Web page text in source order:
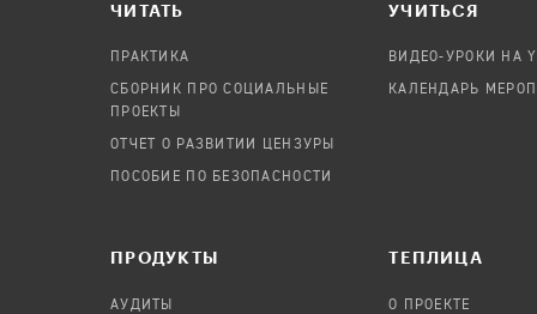
ЧИТАТЬ
ПРАКТИКА
СБОРНИК ПРО СОЦИАЛЬНЫЕ
ПРОЕКТЫ
ОТЧЕТ О РАЗВИТИИ ЦЕНЗУРЫ
ПОСОБИЕ ПО БЕЗОПАСНОСТИ
УЧИТЬСЯ
ВИДЕО-УРОКИ НА
КАЛЕНДАРЬ
ПРОДУКТЫ
АУДИТЫ
TЕПЛИЦА
О ПРОЕКТЕ